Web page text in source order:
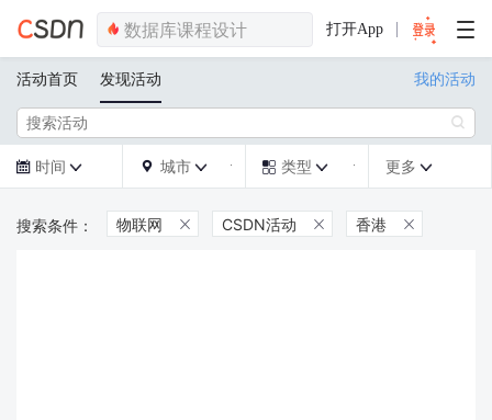
打开App
活动首页 发现活动 我的活动

 时间   城市   类型  更多 
物联网  CSDN活动  香港 